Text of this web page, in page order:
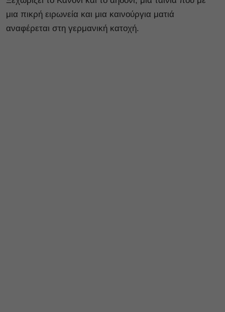
μια πικρή ειρωνεία και μια καινούργια ματιά
αναφέρεται στη γερμανική κατοχή.